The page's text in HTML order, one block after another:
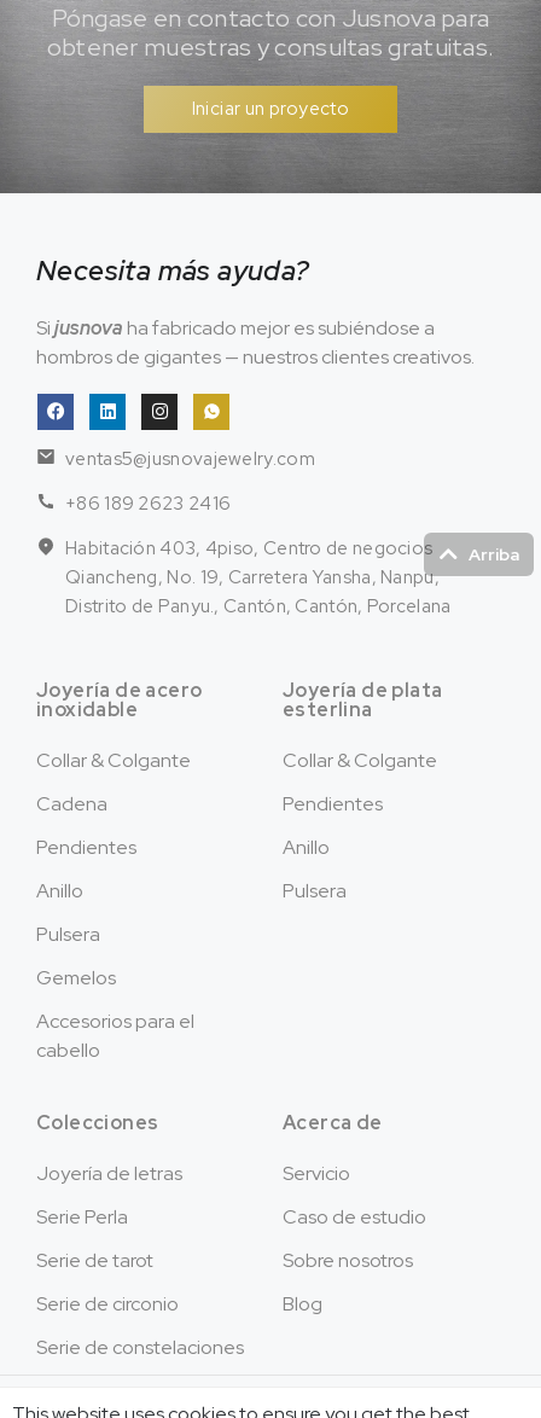
Arriba
Póngase en contacto con Jusnova para
obtener muestras y consultas gratuitas.
Iniciar un proyecto
Necesita más ayuda?
Sijusnova ha fabricado mejor es subiéndose a
hombros de gigantes — nuestros clientes creativos.
ventas5@jusnovajewelry.com
+86 189 2623 2416
Habitación 403, 4piso, Centro de negocios
Qiancheng, No. 19, Carretera Yansha, Nanpu,
Distrito de Panyu., Cantón, Cantón, Porcelana
Joyería de acero
inoxidable
Collar & Colgante
Cadena
Pendientes
Anillo
Pulsera
Gemelos
Accesorios para el
cabello
Joyería de plata
esterlina
Collar & Colgante
Pendientes
Anillo
Pulsera
Colecciones
Joyería de letras
Serie Perla
Serie de tarot
Serie de circonio
Serie de constelaciones
Acerca de
Servicio
Caso de estudio
Sobre nosotros
Blog
Copyright © 2026Jusnova Joyería - Reservados